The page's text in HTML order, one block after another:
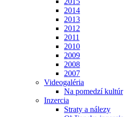
2014
2013
2012
2011
2010
2009
2008
2007
Videogaléria
Na pomedzí kultúr
Inzercia
Straty a nálezy